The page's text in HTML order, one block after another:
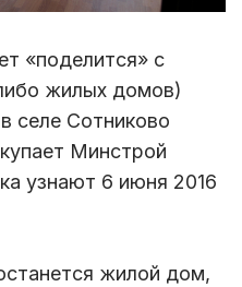
«поделится» с
жилых домов)
селе Сотниково
Минстрой
узнают 6 июня 2016
жилой дом,